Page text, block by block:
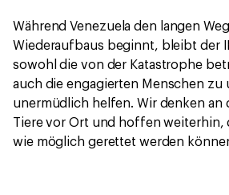
Während Venezuela den langen
Wiederaufbaus beginnt, bleibt der
sowohl die von der Katastrophe
auch die engagierten Menschen
unermüdlich helfen. Wir denken an
Tiere vor Ort und hoffen weiterhin,
wie möglich gerettet werden